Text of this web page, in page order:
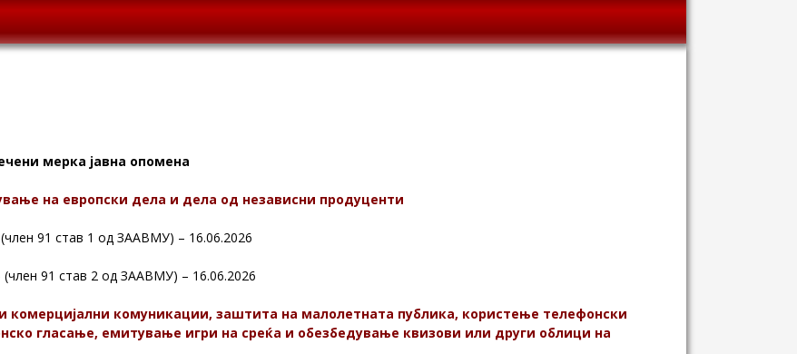
мерка јавна опомена
на европски дела и дела од независни продуценти
91 став 1 од ЗААВМУ) – 16.06.2026
(член 91 став 2 од ЗААВМУ) – 16.06.2026
комерцијални комуникации, заштита на малолетната публика, користење телефонски
гласање, емитување игри на среќа и обезбедување квизови или други облици на